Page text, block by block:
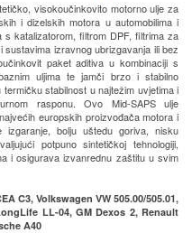
visokoučinkovito motorno ulje za
i dizelskih motora u automobilima i
s katalizatorom, filtrom DPF, filtrima za
sustavima izravnog ubrizgavanja ili bez
paket aditiva u kombinaciji s
uljima te jamči brzo i stabilno
stabilnost u najtežim uvjetima i
rasponu. Ovo Mid-SAPS ulje
europskih proizvođača motora i
izgaranje, bolju uštedu goriva, nisku
potpuno sintetičkoj tehnologiji,
i osigurava izvanrednu zaštitu u svim
C3, Volkswagen VW 505.00/505.01,
LL-04, GM Dexos 2, Renault
A40